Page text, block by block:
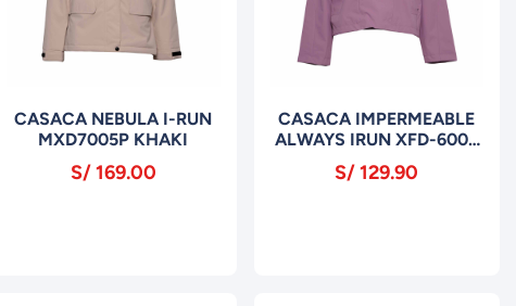
CASACA NEBULA I-RUN
MXD7005P KHAKI
S/ 169.00
CASACA IMPERMEABLE
ALWAYS IRUN XFD-6005
LILA
S/ 129.90